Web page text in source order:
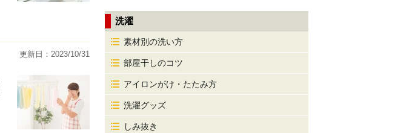
更新日：2023/10/31
洗濯
素材別の洗い方
部屋干しのコツ
アイロンがけ・たたみ方
洗濯グッズ
しみ抜き